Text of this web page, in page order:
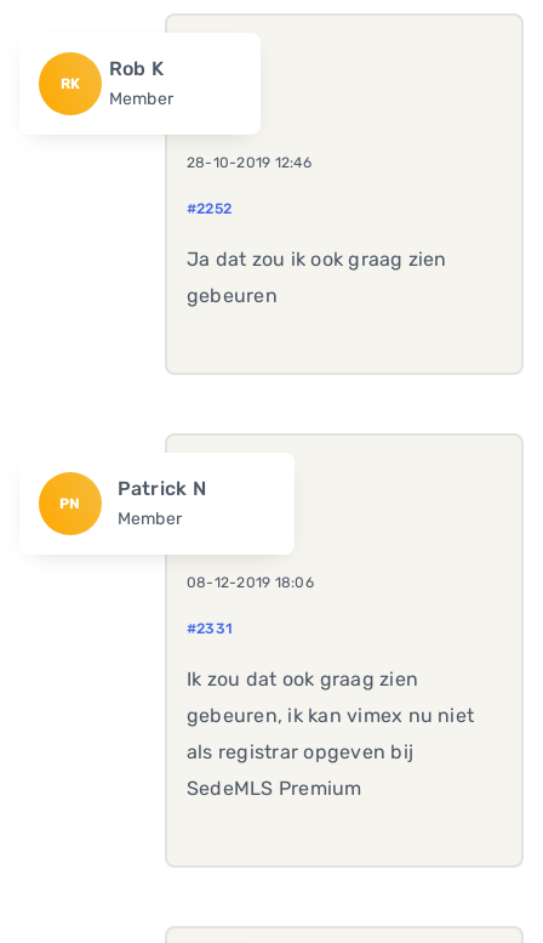
RK
Rob K
Member
28-10-2019 12:46
#2252
Ja dat zou ik ook graag zien
gebeuren
PN
Patrick N
Member
08-12-2019 18:06
#2331
Ik zou dat ook graag zien
gebeuren, ik kan vimex nu niet
als registrar opgeven bij
SedeMLS Premium